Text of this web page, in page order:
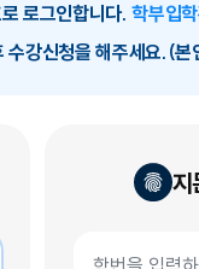
로그인합니다.학부입
강신청을 해주세요.(본
지